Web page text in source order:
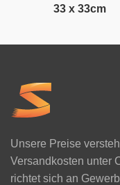
33 x 33cm
Unsere Preise
Versandkosten unter
richtet sich an